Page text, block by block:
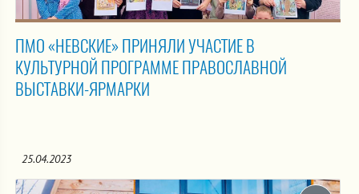
ПМО «НЕВСКИЕ» ПРИНЯЛИ УЧАСТИЕ В
КУЛЬТУРНОЙ ПРОГРАММЕ ПРАВОСЛАВНОЙ
ВЫСТАВКИ-ЯРМАРКИ
25.04.2023